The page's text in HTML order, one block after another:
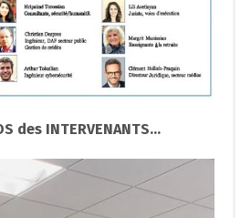
des INTERVENANTS…